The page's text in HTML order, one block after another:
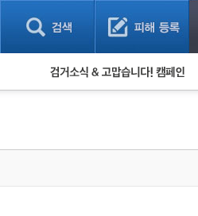
검거 소식